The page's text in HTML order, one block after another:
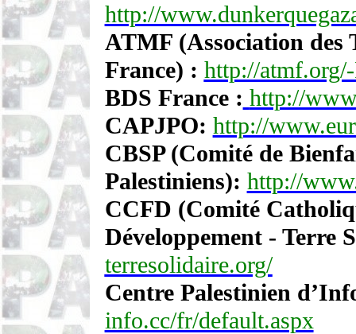
http://
ATMF (Association des
France) : http://
BDS France : http://
CAPJPO: http://
CBSP (Comité de
Palestiniens): http://
CCFD (Comité
Développement - Terre
terresolidaire.org/
Centre Palestinien
info.cc/fr/default.aspx